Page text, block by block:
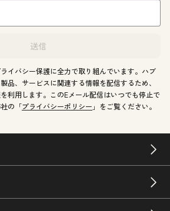
送信
イバシー保護に全力で取り組んでいます。ハブ
品、サービスに関連する情報を配信するため、
利用します。このEメール配信はいつでも停止で
の「プライバシーポリシー 」をご覧ください。